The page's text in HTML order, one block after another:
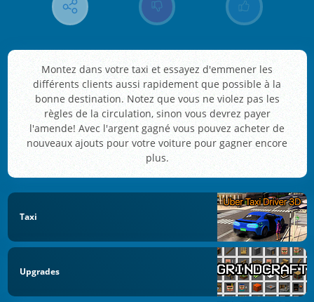
Montez dans votre taxi et essayez d'emmener les
différents clients aussi rapidement que possible à la
bonne destination. Notez que vous ne violez pas les
règles de la circulation, sinon vous devrez payer
l'amende! Avec l'argent gagné vous pouvez acheter de
nouveaux ajouts pour votre voiture pour gagner encore
plus.
Taxi
Upgrades